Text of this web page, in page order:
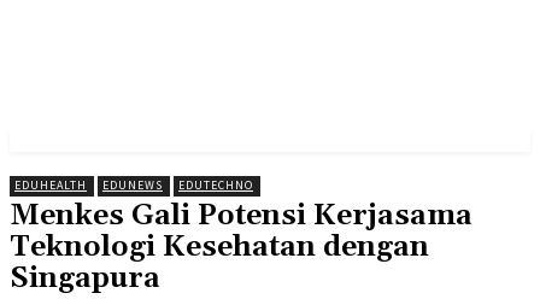
EDUHEALTH EDUNEWS EDUTECHNO
Menkes Gali Potensi Kerjasama
Teknologi Kesehatan dengan
Singapura